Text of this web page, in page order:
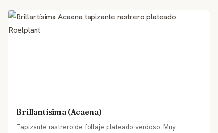
Brillantísima (Acaena)
Tapizante rastrero de follaje plateado-verdoso. Muy